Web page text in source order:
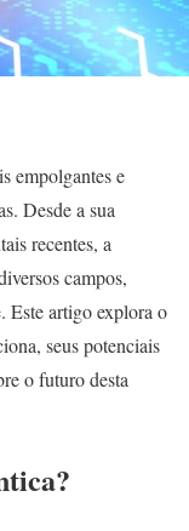
empolgantes e
Desde a sua
recentes, a
campos,
Este artigo explora o
seus potenciais
o futuro desta